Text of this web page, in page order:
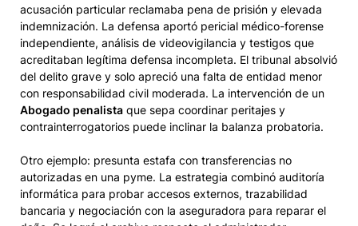
acusación particular reclamaba pena de prisión y elevada
indemnización. La defensa aportó pericial médico-forense
independiente, análisis de videovigilancia y testigos que
acreditaban legítima defensa incompleta. El tribunal absolvió
del delito grave y solo apreció una falta de entidad menor
con responsabilidad civil moderada. La intervención de un
Abogado penalista que sepa coordinar peritajes y
contrainterrogatorios puede inclinar la balanza probatoria.
Otro ejemplo: presunta estafa con transferencias no
autorizadas en una pyme. La estrategia combinó auditoría
informática para probar accesos externos, trazabilidad
bancaria y negociación con la aseguradora para reparar el